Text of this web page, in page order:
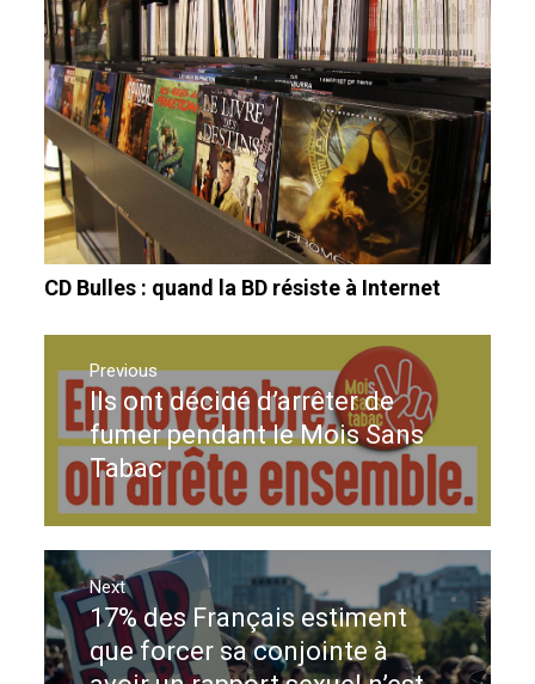
CD Bulles : quand la BD résiste à Internet
Navigation
de
l’article
Previous
Previous
post:
Ils ont décidé d’arrêter de
fumer pendant le Mois Sans
Tabac
Next
Next
post:
17% des Français estiment
que forcer sa conjointe à